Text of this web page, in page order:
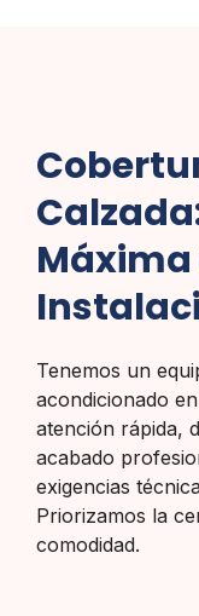
Máxima
Tenemos un
acondicionado
atención rápida,
acabado
exigencias
Priorizamos la
comodidad.